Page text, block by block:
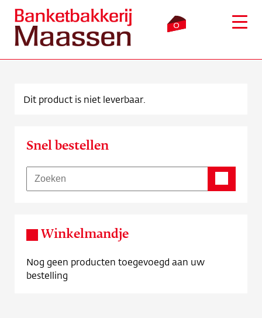
0
Verkooppunten
Over ons
Contact
Dit product is niet leverbaar.
Snel bestellen
Winkelmandje
Nog geen producten toegevoegd aan uw
bestelling